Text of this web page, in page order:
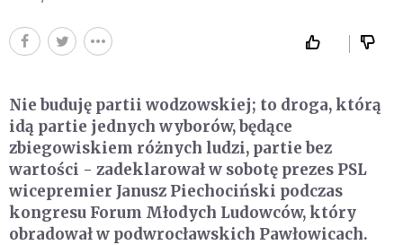
Nie buduję partii wodzowskiej; to droga, którą
idą partie jednych wyborów, będące
zbiegowiskiem różnych ludzi, partie bez
wartości - zadeklarował w sobotę prezes PSL
wicepremier Janusz Piechociński podczas
kongresu Forum Młodych Ludowców, który
obradował w podwrocławskich Pawłowicach.